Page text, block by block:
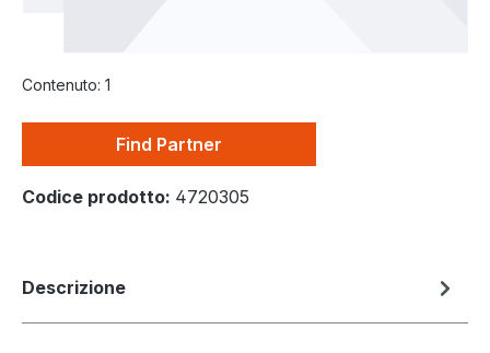
Contenuto: 1
Find Partner
Codice prodotto: 4720305
Descrizione